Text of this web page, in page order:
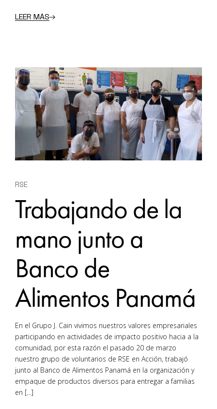
LEER MÁS
RSE
Trabajando de la
mano junto a
Banco de
Alimentos Panamá
En el Grupo J. Cain vivimos nuestros valores empresariales
participando en actividades de impacto positivo hacia a la
comunidad, por esta razón el pasado 20 de marzo
nuestro grupo de voluntarios de RSE en Acción, trabajó
junto al Banco de Alimentos Panamá en la organización y
empaque de productos diversos para entregar a familias
en […]